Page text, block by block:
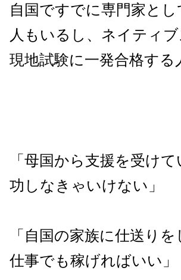
自国ですでに専門家と
人もいるし、ネイティ
現地試験に一発合格す
「母国から支援を受け
功しなきゃいけない」
「自国の家族に仕送り
仕事でも稼げればいい」